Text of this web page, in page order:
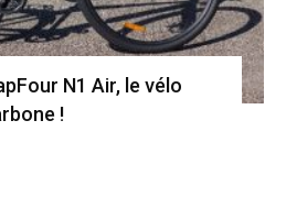
N1 Air, le vélo
!